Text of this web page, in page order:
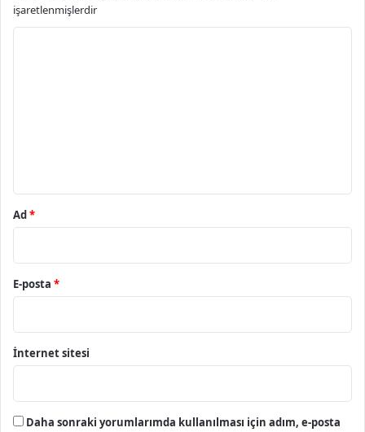
işaretlenmişlerdir
Ad*
E-posta *
İnternet sitesi
Daha sonraki yorumlarımda kullanılması için adım, e-posta